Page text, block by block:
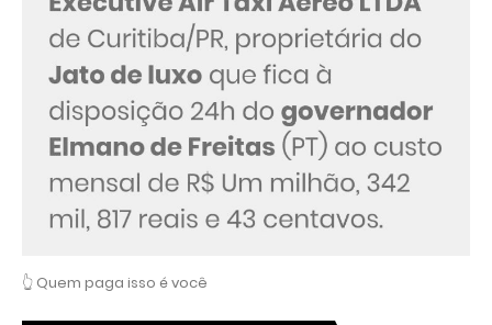
👆 Quem paga isso é você